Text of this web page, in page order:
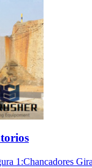
1:Chancadores